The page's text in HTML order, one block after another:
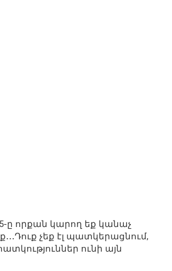
ը որքան կարող եք կանաչ
չեք էլ պատկերացնում,
ունի այն